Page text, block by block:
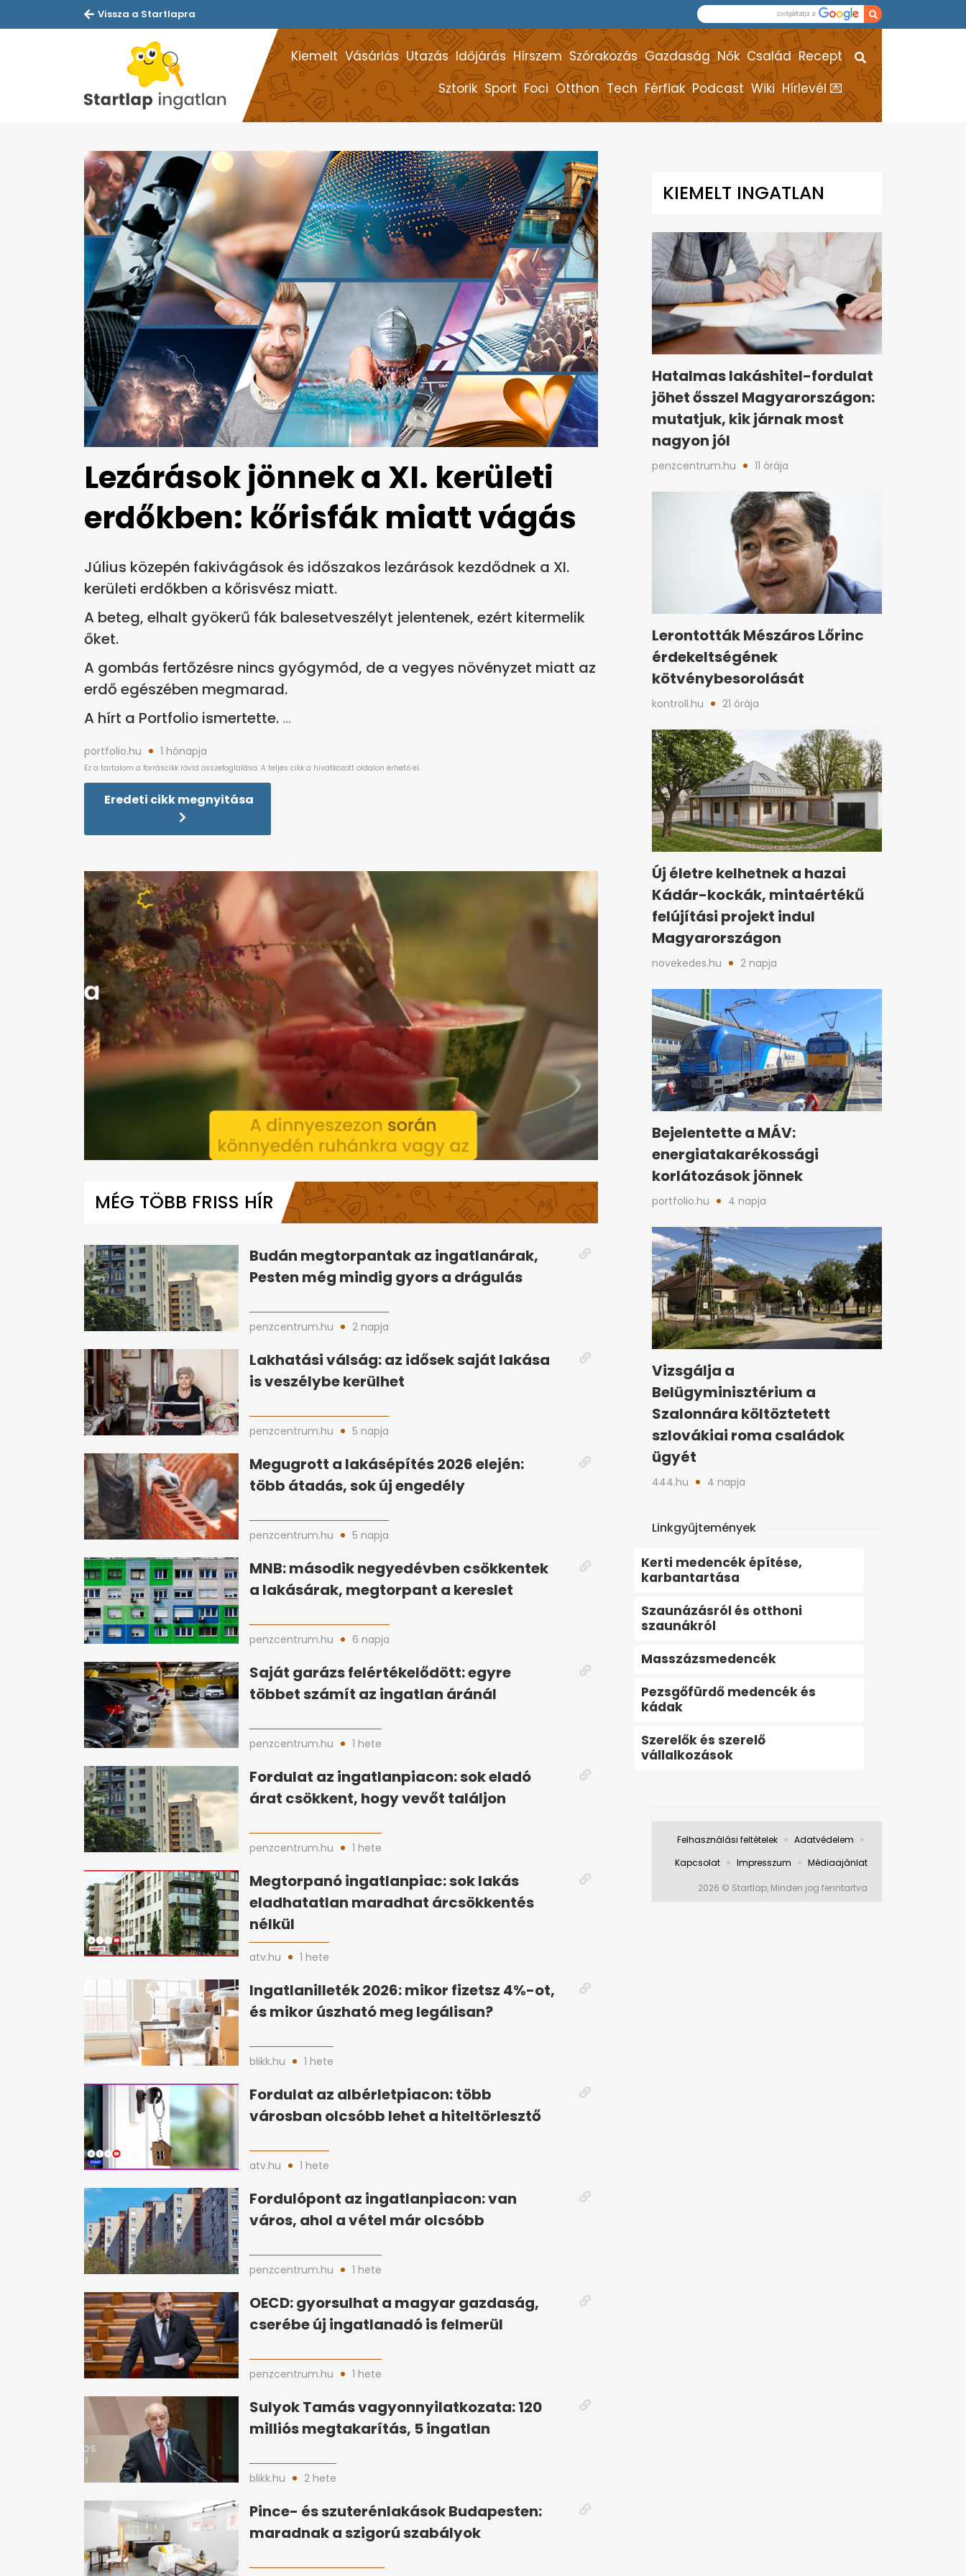
Vissza a Startlapra
Kiemelt Vásárlás Utazás Időjárás Hírszem Szórakozás Gazdaság Nők Család Recept
Sztorik Sport Foci Otthon Tech Férfiak Podcast Wiki Hírlevél 💌
Lezárások jönnek a XI. kerületi
erdőkben: kőrisfák miatt vágás
Július közepén fakivágások és időszakos lezárások kezdődnek a XI.
kerületi erdőkben a kőrisvész miatt.
A beteg, elhalt gyökerű fák balesetveszélyt jelentenek, ezért kitermelik
őket.
A gombás fertőzésre nincs gyógymód, de a vegyes növényzet miatt az
erdő egészében megmarad.
A hírt a Portfolio ismertette.
portfolio.hu 1 hónapja
Eredeti cikk megnyitása
minute,
0%
MÉG TÖBB FRISS HÍR
Budán megtorpantak az ingatlanárak,
Pesten még mindig gyors a drágulás
penzcentrum.hu 2 napja
Lakhatási válság: az idősek saját lakása
is veszélybe kerülhet
penzcentrum.hu 5 napja
Megugrott a lakásépítés 2026 elején:
több átadás, sok új engedély
penzcentrum.hu 5 napja
MNB: második negyedévben csökkentek
a lakásárak, megtorpant a kereslet
penzcentrum.hu 6 napja
Saját garázs felértékelődött: egyre
többet számít az ingatlan áránál
penzcentrum.hu 1 hete
Fordulat az ingatlanpiacon: sok eladó
árat csökkent, hogy vevőt találjon
penzcentrum.hu 1 hete
Megtorpanó ingatlanpiac: sok lakás
eladhatatlan maradhat árcsökkentés
nélkül
atv.hu 1 hete
Ingatlanilleték 2026: mikor fizetsz 4%-ot,
és mikor úszható meg legálisan?
blikk.hu 1 hete
Fordulat az albérletpiacon: több
városban olcsóbb lehet a hiteltörlesztő
atv.hu 1 hete
Fordulópont az ingatlanpiacon: van
város, ahol a vétel már olcsóbb
penzcentrum.hu 1 hete
OECD: gyorsulhat a magyar gazdaság,
cserébe új ingatlanadó is felmerül
penzcentrum.hu 1 hete
Sulyok Tamás vagyonnyilatkozata: 120
milliós megtakarítás, 5 ingatlan
blikk.hu 2 hete
Pince- és szuterénlakások Budapesten:
maradnak a szigorú szabályok
KIEMELT INGATLAN
HÍREK
Hatalmas lakáshitel-fordulat
jöhet ősszel Magyarországon:
mutatjuk, kik járnak most
nagyon jól
penzcentrum.hu 11 órája
Lerontották Mészáros Lőrinc
érdekeltségének
kötvénybesorolását
kontroll.hu 21 órája
Új életre kelhetnek a hazai
Kádár-kockák, mintaértékű
felújítási projekt indul
Magyarországon
novekedes.hu 2 napja
Bejelentette a MÁV:
energiatakarékossági
korlátozások jönnek
portfolio.hu 4 napja
Vizsgálja a
Belügyminisztérium a
Szalonnára költöztetett
szlovákiai roma családok
ügyét
444.hu 4 napja
Linkgyűjtemények
Kerti medencék építése,
karbantartása
Szaunázásról és otthoni
szaunákról
Masszázsmedencék
Pezsgőfürdő medencék és
kádak
Szerelők és szerelő
vállalkozások
Felhasználási feltételek
Adatvédelem
Kapcsolat
Impresszum Médiaajánlat
2026 © Startlap, Minden jog fenntartva